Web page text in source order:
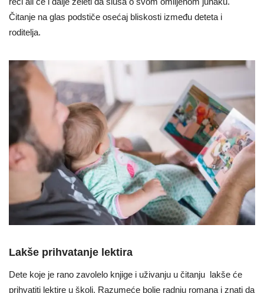
Čitanje na glas podstiče osećaj bliskosti između deteta i
roditelja.
Lakše prihvatanje lektira
Dete koje je rano zavolelo knjige i uživanju u čitanju lakše će
prihvatiti lektire u školi. Razumeće bolje radnju romana i znati da